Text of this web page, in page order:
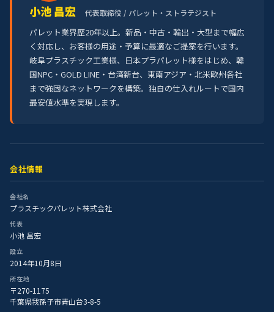
小池 昌宏 代表取締役 / パレット・ストラテジスト
パレット業界歴20年以上。新品・中古・輸出・大型まで幅広
く対応し、お客様の用途・予算に最適なご提案を行います。
岐阜プラスチック工業様、日本プラパレット様をはじめ、韓
国NPC・GOLD LINE・台湾新台、東南アジア・北米欧州各社
まで強固なネットワークを構築。独自の仕入れルートで国内
最安値水準を実現します。
会社情報
会社名
プラスチックパレット株式会社
代表
小池 昌宏
設立
2014年10月8日
所在地
〒270-1175
千葉県我孫子市青山台3-8-5